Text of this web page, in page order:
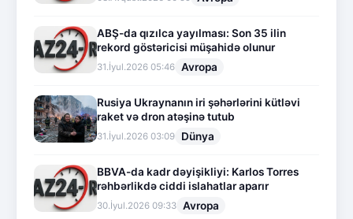
ABŞ-da qızılca yayılması: Son 35 ilin
rekord göstəricisi müşahidə olunur
31.İyul.2026 05:46 Avropa
Rusiya Ukraynanın iri şəhərlərini kütləvi
raket və dron atəşinə tutub
31.İyul.2026 03:09 Dünya
BBVA-da kadr dəyişikliyi: Karlos Torres
rəhbərlikdə ciddi islahatlar aparır
30.İyul.2026 09:33 Avropa